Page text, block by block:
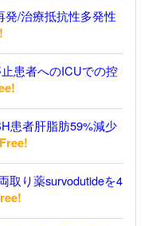
発/治療抵抗性多発性
患者へのICUでの控
患者肝脂肪59%減少
Free!
取り薬survodutideを4